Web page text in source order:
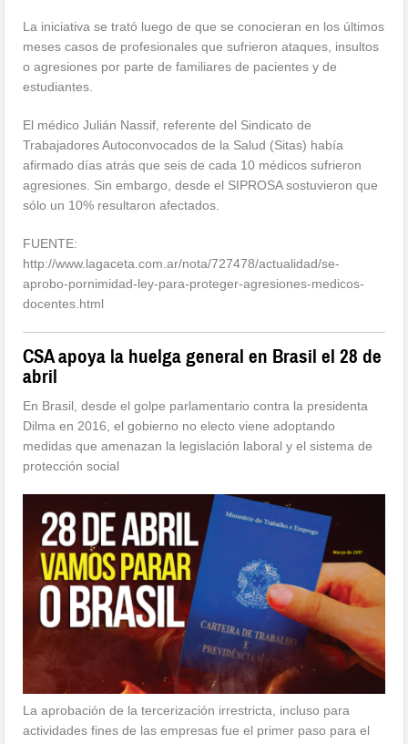
La iniciativa se trató luego de que se conocieran en los últimos
meses casos de profesionales que sufrieron ataques, insultos
o agresiones por parte de familiares de pacientes y de
estudiantes.
El médico Julián Nassif, referente del Sindicato de
Trabajadores Autoconvocados de la Salud (Sitas) había
afirmado días atrás que seis de cada 10 médicos sufrieron
agresiones. Sin embargo, desde el SIPROSA sostuvieron que
sólo un 10% resultaron afectados.
FUENTE:
http://www.lagaceta.com.ar/nota/727478/actualidad/se-
aprobo-pornimidad-ley-para-proteger-agresiones-medicos-
docentes.html
CSA apoya la huelga general en Brasil el 28 de
abril
En Brasil, desde el golpe parlamentario contra la presidenta
Dilma en 2016, el gobierno no electo viene adoptando
medidas que amenazan la legislación laboral y el sistema de
protección social
La aprobación de la tercerización irrestricta, incluso para
actividades fines de las empresas fue el primer paso para el